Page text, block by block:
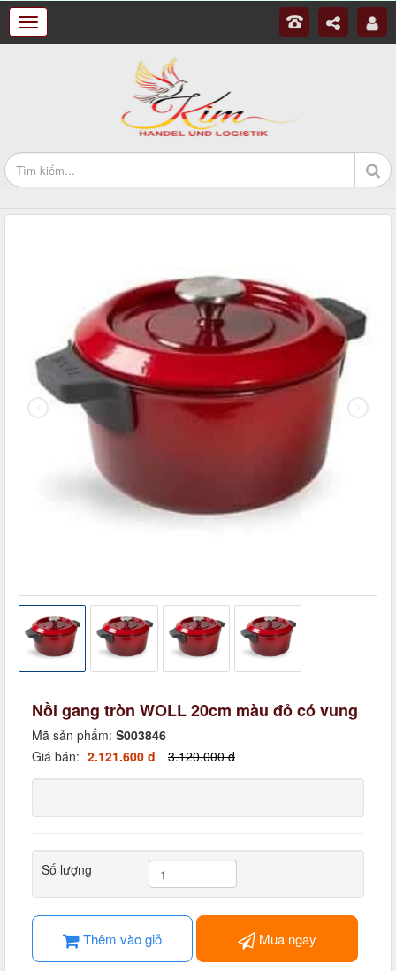
Nồi gang tròn WOLL 20cm màu đỏ có vung
Mã sản phẩm: S003846
Giá bán: 2.121.600 đ 3.120.000 đ
Số lượng
Thêm vào giỏ Mua ngay